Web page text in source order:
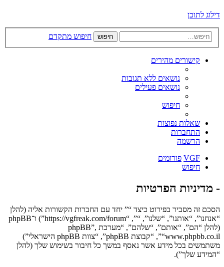
דילוג לתוכן
חיפוש חיפוש מתקדם
קישורים מהירים
נושאים ללא תגובות
נושאים פעילים
חיפוש
שאלות נפוצות
התחברות
הרשמה
VGF פורומים
חיפוש
- מדיניות הפרטיות
הסכם זה מסביר בפירוט כיצד “” יחד עם החברות הקשורות אליה (להלן
“אנחנו”, “אותנו”, “שלנו”, “”, “https://vgfreak.com/forum”) ו־phpBB
(להלן “הם”, “אותם”, “שלהם”, “מערכת phpBB”,
“www.phpbb.co.il”, “קבוצת phpBB”, “צוות phpBB הישראלי”)
משתמשים בכל מידע אשר נאסף במשך כל חיבור בשימוש שלך (להלן
“המידע שלך”).